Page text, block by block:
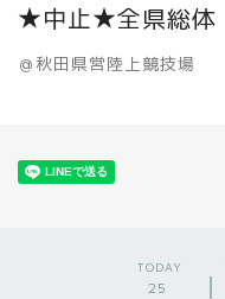
★中止★全県総体
＠秋田県営陸上競技場
TODAY
25